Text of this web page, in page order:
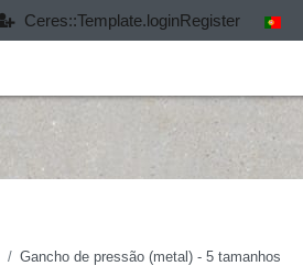
Ceres::Template.loginRegister
PRO Desporto infantil Fitness
Gancho de pressão (metal) - 5 tamanhos